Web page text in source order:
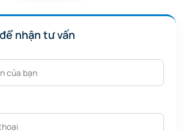
vật liệu
chủ động
qua hệ
gió
Nhận diện lỗi bằng trí tuệ
nhận tư vấn